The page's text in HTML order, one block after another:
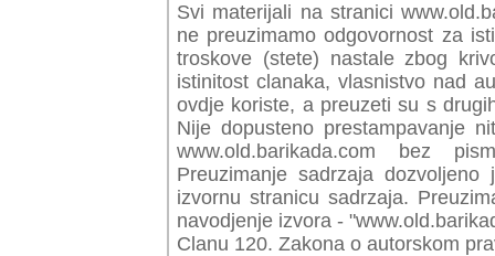
Svi materijali na stranici
preuzimamo odgovornost za
troskove (stete) nastale zbog
istinitost clanaka, vlasnistvo nad
ovdje koriste, a preuzeti su s
Nije dopusteno prestampavanje
www.old.barikada.com bez
Preuzimanje sadrzaja
izvornu stranicu sadrzaja.
navodjenje izvora -
Clanu 120. Zakona o autorskom